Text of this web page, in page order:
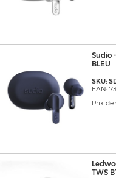
Sudio
BLEU
SKU:
EAN:
Prix
TWS